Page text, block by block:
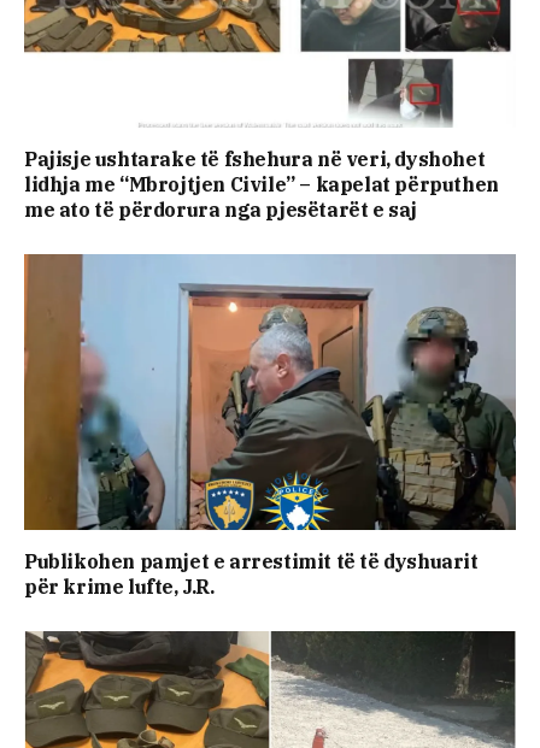
Pajisje ushtarake të fshehura në veri, dyshohet
lidhja me “Mbrojtjen Civile” – kapelat përputhen
me ato të përdorura nga pjesëtarët e saj
Publikohen pamjet e arrestimit të të dyshuarit
për krime lufte, J.R.